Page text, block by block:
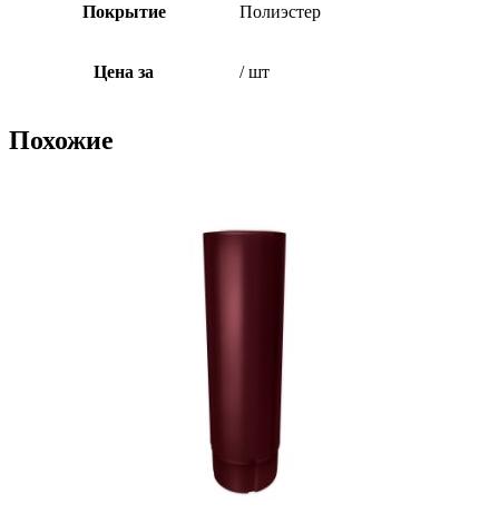
Покрытие Полиэстер
Цена за / шт
Похожие